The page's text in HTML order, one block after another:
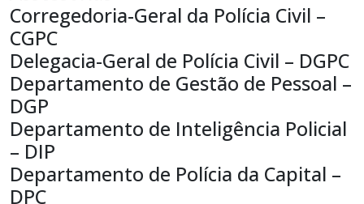
responsável,
endereço
Corregedoria-Geral da Polícia Civil –
CGPC
Delegacia-Geral de Polícia Civil – DGPC
Departamento de Gestão de Pessoal –
DGP
Departamento de Inteligência Policial
– DIP
Departamento de Polícia da Capital –
DPC